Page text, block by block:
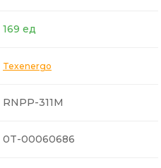
169 ед
Texenergo
RNPP-311M
0T-00060686